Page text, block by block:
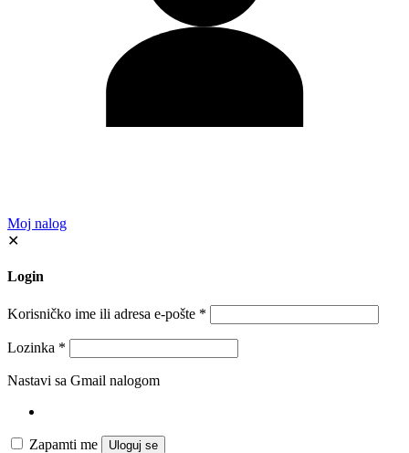
Moj nalog
✕
Login
Korisničko ime ili adresa e-pošte *
Lozinka *
Nastavi sa Gmail nalogom
Zapamti me Uloguj se